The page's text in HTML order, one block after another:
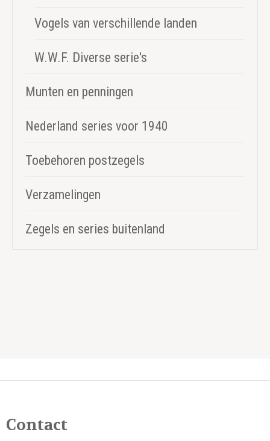
Vogels van verschillende landen
W.W.F. Diverse serie's
Munten en penningen
Nederland series voor 1940
Toebehoren postzegels
Verzamelingen
Zegels en series buitenland
Contact